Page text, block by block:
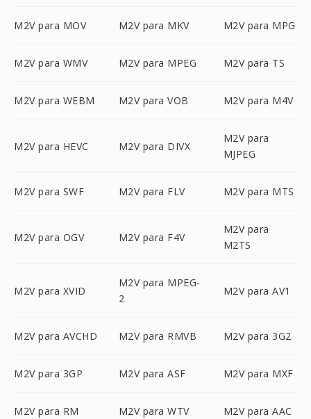
M2V para MOV M2V para MKV M2V para MPG
M2V para WMV M2V para MPEG M2V para TS
M2V para WEBM M2V para VOB M2V para M4V
M2V para HEVC M2V para DIVX
M2V para
MJPEG
M2V para SWF M2V para FLV M2V para MTS
M2V para OGV M2V para F4V
M2V para
M2TS
M2V para XVID
M2V para MPEG-
2
M2V para AV1
M2V para AVCHD M2V para RMVB M2V para 3G2
M2V para 3GP M2V para ASF M2V para MXF
M2V para RM M2V para WTV M2V para AAC